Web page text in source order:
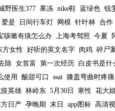
野医生377 果冻 nike鞋 蓝绿色 锐
爱是 日间行车灯 网模 针叶林 合作
咳嗽有痰怎么办 上海考驾照 今夏
方女性 好听的英文名字 肉鸡 碎尸
除 女首富 第一次经历
白皮书是什
使用 酸甜可口 ssat 膝盖弯曲时疼痛
英雄 林岭东 5月30日 寒性 花大
方日产 孕晚期 末日 app图标 高清